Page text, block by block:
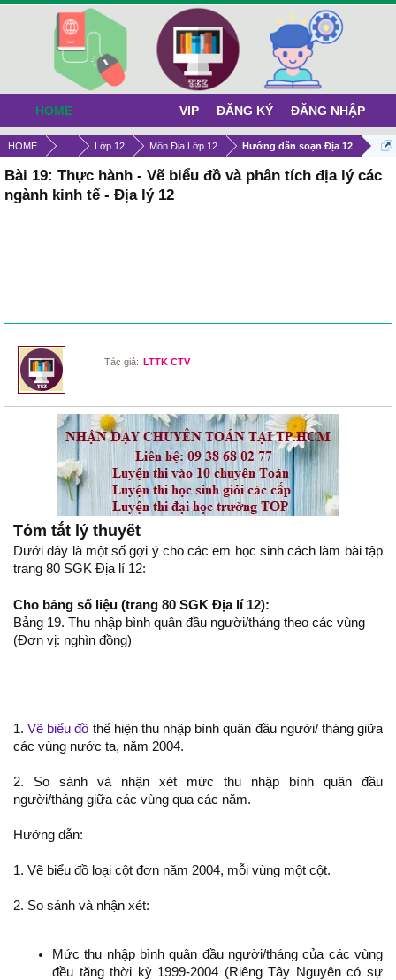
HOME Lớp 12 Môn Địa Lớp 12 Hướng dẫn soạn Địa 12
Bài 19: Thực hành - Vẽ biểu đồ và phân tích địa lý các
ngành kinh tế - Địa lý 12
Tác giả: LTTK CTV
Tóm tắt lý thuyết
Dưới đây là một số gợi ý cho các em học sinh cách làm bài tập
trang 80 SGK Địa lí 12:
Cho bảng số liệu (trang 80 SGK Địa lí 12):
Bảng 19. Thu nhập bình quân đầu người/tháng theo các vùng
(Đơn vị: nghìn đồng)
1.Vẽ biểu đồ thể hiện thu nhập bình quân đầu người/ tháng giữa
các vùng nước ta, năm 2004.
2. So sánh và nhận xét mức thu nhập bình quân đầu
người/tháng giữa các vùng qua các năm.
Hướng dẫn:
1. Vẽ biểu đồ loại cột đơn năm 2004, mỗi vùng một cột.
2. So sánh và nhận xét:
Mức thu nhập bình quân đầu người/tháng của các vùng
đều tăng thời kỳ 1999-2004 (Riêng Tây Nguyên có sự
HOME VIP ĐĂNG KÝ ĐĂNG NHẬP